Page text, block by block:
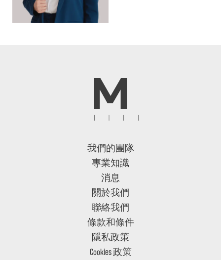
我們的團隊
專業知識
消息
關於我們
聯絡我們
條款和條件
隱私政策
Cookies 政策